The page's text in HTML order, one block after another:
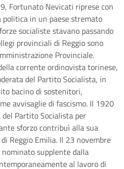
Fortunato Nevicati riprese con
in un paese stremato
socialiste stavano passando
provinciali di Reggio sono
Provinciale.
corrente ordinovista torinese,
del Partito Socialista, in
bacino di sostenitori,
avvisaglie di fascismo. Il 1920
Partito Socialista per
sforzo contribuì alla sua
Reggio Emilia. Il 23 novembre
supplente dalla
al lavoro di